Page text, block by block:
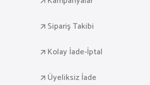
Sipariş Takibi
Kolay İade-İptal
Üyeliksiz İade